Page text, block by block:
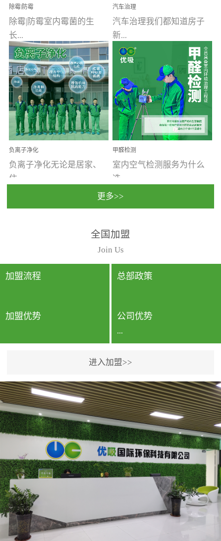
除霉|防霉
除霉|防霉室内霉菌的生
长...
受温度、湿度、基质养
分、通风四个条件影响，
温暖潮湿、营养物质多、
通风缓慢的空间最易滋生
大量霉菌的...
汽车治理
汽车治理我们都知道房子
新...
装修完会有甲醛，其实汽
车的甲醛超标问题更为严
重。汽车的空间范围小，
配件、皮具、装饰多，这
些都是汽...
负离子净化
负离子净化无论是居家、
住...
动，人类长时间停留的室
内空间都有整体消毒的需
要。因为空间内人流携带
的、空气...
甲醛检测
室内空气检测服务为什么
选...
行国家规定的标准检测方
法，空气采样量准确，检
测结果可靠，远胜于其他
检测...
更多>>
全国加盟
Join Us
加盟流程 总部政策
加盟优势 公司优势
...
专利保护优势、双甲资质
企业（“室内环境净化治理
甲级施工资质”“室内环境
污染治理资质等级证
书”）、拥有多名高级《环
境工程高级工程师》室内
空气治理资格认证的治理
人员、掌握室内空气净化
治理实用技术和五项专利
技术、八项计算机软件著
作权登记证书等。研发实
进入加盟>>